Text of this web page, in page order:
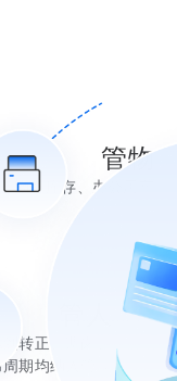
管物
物料库存、办公用⻋
转正、调岗、
期均纳入管理